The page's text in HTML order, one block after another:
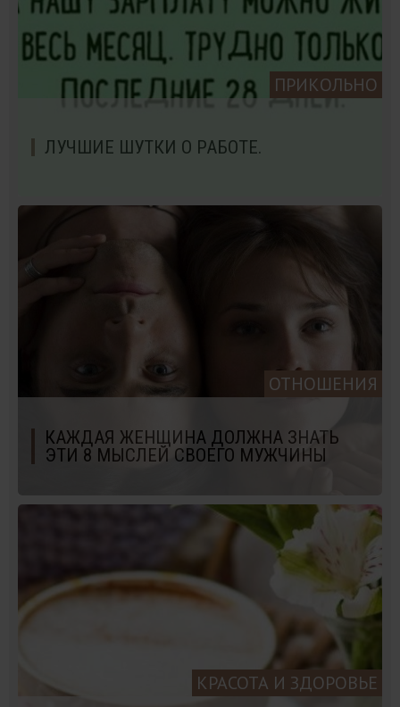
ПРИКОЛЬНО
ЛУЧШИЕ ШУТКИ О РАБОТЕ.
ОТНОШЕНИЯ
КАЖДАЯ ЖЕНЩИНА ДОЛЖНА ЗНАТЬ
ЭТИ 8 МЫСЛЕЙ СВОЕГО МУЖЧИНЫ
КРАСОТА И ЗДОРОВЬЕ